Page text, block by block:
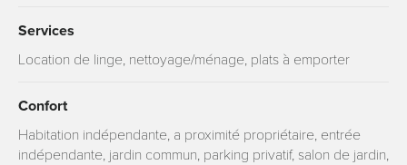
Services
Location de linge, nettoyage/ménage, plats à emporter
Confort
Habitation indépendante, a proximité propriétaire, entrée
indépendante, jardin commun, parking privatif, salon de jardin,